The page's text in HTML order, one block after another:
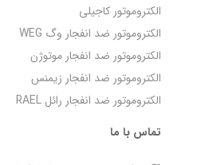
الکتروموتور کاجیلی
الکتروموتور ضد انفجار وگ WEG
الکتروموتور ضد انفجار موتوژن
الکتروموتور ضد انفجار زیمنس
الکتروموتور ضد انفجار رائل RAEL
تماس با ما